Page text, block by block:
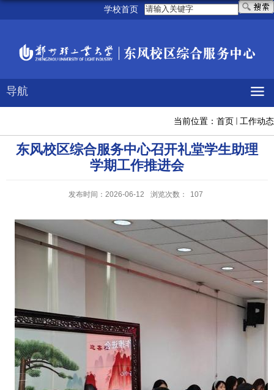
学校首页
导航
当前位置： 首页 工作动态
东风校区综合服务中心召开礼堂学生助理
学期工作推进会
发布时间：2026-06-12 浏览次数： 107